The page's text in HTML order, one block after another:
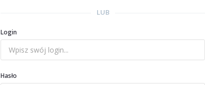
LUB
Login
Hasło